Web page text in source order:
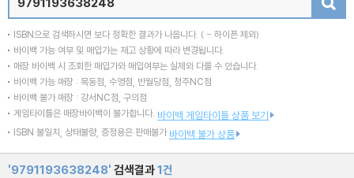
ISBN으로 검색하시면 보다 정확한 결과가 나옵니다. ( - 하이픈 제외)
바이백 가능 여부 및 매입가는 재고 상황에 따라 변경됩니다.
매장 바이백 시 조회한 매입가와 매입여부는 실제와 다를 수 있습니다.
바이백 가능 매장 : 목동점, 수영점, 반월당점, 청주NC점
바이백 불가 매장 : 강서NC점, 구의점
게임타이틀은 매장바이백이 불가합니다. 바이백 게임타이틀 상품 보기
ISBN 불일치, 상태불량, 증정용은 판매불가 바이백 불가 상품
'9791193638248' 검색결과1건